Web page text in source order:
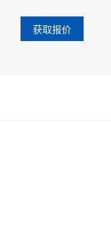
获取报价